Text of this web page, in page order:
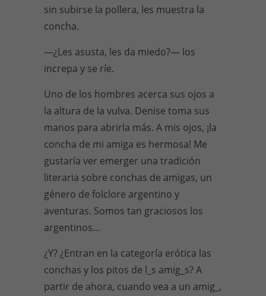
sin subirse la pollera, les muestra la
concha.
—¿Les asusta, les da miedo?— los
increpa y se ríe.
Uno de los hombres acerca sus ojos a
la altura de la vulva. Denise toma sus
manos para abrirla más. A mis ojos, ¡la
concha de mi amiga es hermosa! Me
gustaría ver emerger una tradición
literaria sobre conchas de amigas, un
género de folclore argentino y
aventuras. Somos tan graciosos los
argentinos…
¿Y? ¿Entran en la categoría erótica las
conchas y los pitos de l_s amig_s? A
partir de ahora, cuando vea a un amig_,